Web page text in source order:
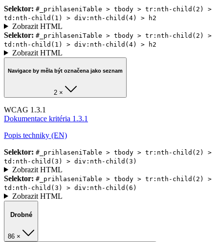
Selektor: #_prihlaseniTable > tbody > tr:nth-child(2) >
td:nth-child(1) > div:nth-child(4) > h2
Zobrazit HTML
Selektor: #_prihlaseniTable > tbody > tr:nth-child(2) >
td:nth-child(1) > div:nth-child(4) > h2
Zobrazit HTML
Navigace by měla být označena jako seznam
2 ×
WCAG 1.3.1
Dokumentace kritéria 1.3.1
Popis techniky (EN)
Selektor: #_prihlaseniTable > tbody > tr:nth-child(2) >
td:nth-child(3) > div:nth-child(3)
Zobrazit HTML
Selektor: #_prihlaseniTable > tbody > tr:nth-child(2) >
td:nth-child(3) > div:nth-child(6)
Zobrazit HTML
Drobné
86 ×